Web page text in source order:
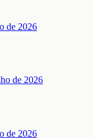
de 2026
de 2026
de 2026